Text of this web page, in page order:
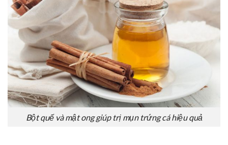
Bột quế và mật ong giúp trị mụn trứng cá hiệu quả